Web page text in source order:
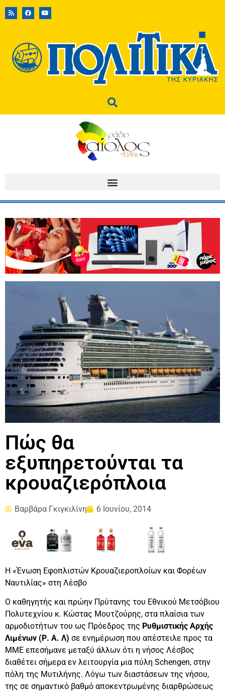
Πώς θα
εξυπηρετούνται τα
κρουαζιερόπλοια
Βαρβάρα Γκιγκιλίνη 6 Ιουνίου, 2014
Η «Ένωση Εφοπλιστών Κρουαζιεροπλοίων και Φορέων
Ναυτιλίας» στη Λέσβο
Ο καθηγητής και πρώην Πρύτανης του Εθνικού Μετσόβιου
Πολυτεχνίου κ. Κώστας Μουτζούρης, στα πλαίσια των
αρμοδιοτήτων του ως Πρόεδρος της Ρυθμιστικής Αρχής
Λιμένων (Ρ. Α. Λ) σε ενημέρωση που απέστειλε προς τα
ΜΜΕ επεσήμανε μεταξύ άλλων ότι η νήσος Λέσβος
διαθέτει σήμερα εν λειτουργία μια πύλη Schengen, στην
πόλη της Μυτιλήνης. Λόγω των διαστάσεων της νήσου,
της σε σημαντικό βαθμό αποκεντρωμένης διαρθρώσεως